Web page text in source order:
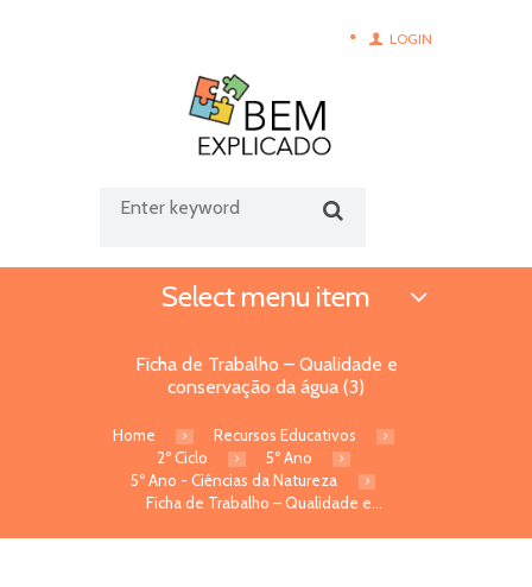
LOGIN
Select menu item
Ficha de Trabalho – Qualidade e
conservação da água (3)
Home
Recursos Educativos
2º Ciclo
5º Ano
5º Ano - Ciências da Natureza
Ficha de Trabalho – Qualidade e...